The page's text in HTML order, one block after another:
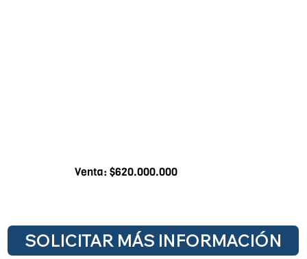
Venta: $620.000.000
SOLICITAR MÁS INFORMACIÓN